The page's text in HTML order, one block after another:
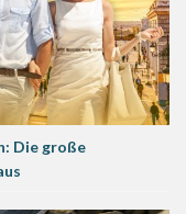
Die große